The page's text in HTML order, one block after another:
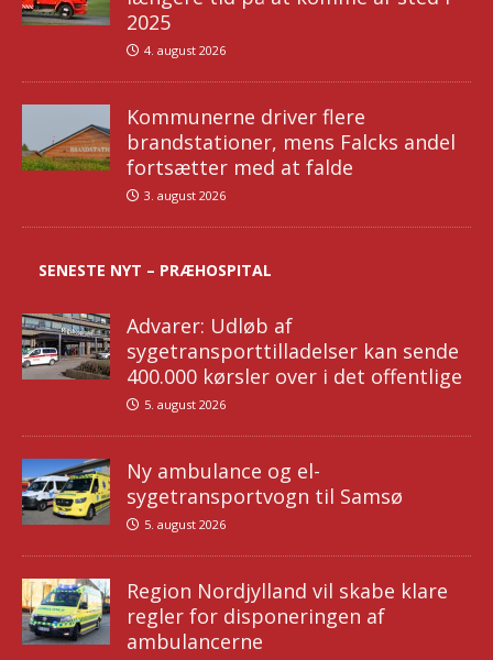
2025
4. august 2026
Kommunerne driver flere
brandstationer, mens Falcks andel
fortsætter med at falde
3. august 2026
SENESTE NYT – PRÆHOSPITAL
Advarer: Udløb af
sygetransporttilladelser kan sende
400.000 kørsler over i det offentlige
5. august 2026
Ny ambulance og el-
sygetransportvogn til Samsø
5. august 2026
Region Nordjylland vil skabe klare
regler for disponeringen af
ambulancerne